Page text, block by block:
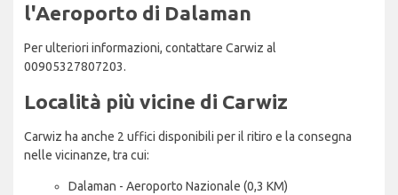
l'Aeroporto di Dalaman
Per ulteriori informazioni, contattare Carwiz al
00905327807203.
Località più vicine di Carwiz
Carwiz ha anche 2 uffici disponibili per il ritiro e la consegna
nelle vicinanze, tra cui:
Dalaman - Aeroporto Nazionale (0,3 KM)